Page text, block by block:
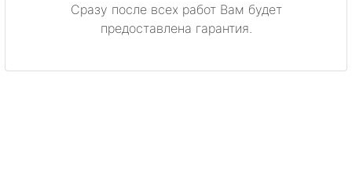
Сразу после всех работ Вам будет
предоставлена гарантия.